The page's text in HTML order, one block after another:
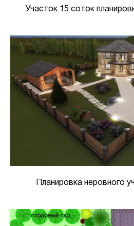
Участок 15 соток
Планировка неровного